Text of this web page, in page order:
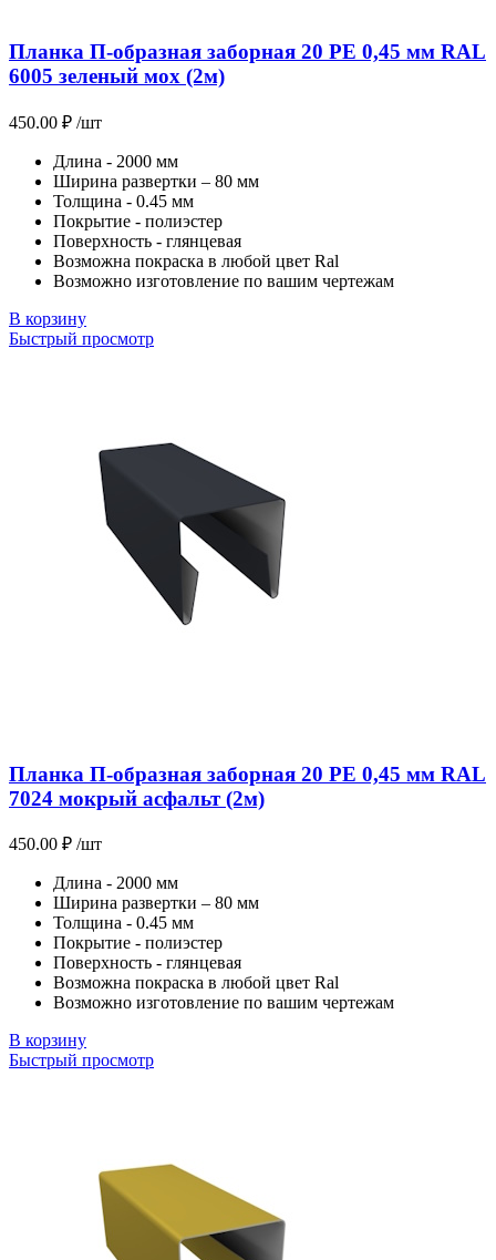
Планка П-образная заборная 20 PE 0,45 мм RAL
6005 зеленый мох (2м)
450.00 ₽ /шт
Длина - 2000 мм
Ширина развертки – 80 мм
Толщина - 0.45 мм
Покрытие - полиэстер
Поверхность - глянцевая
Возможна покраска в любой цвет Ral
Возможно изготовление по вашим чертежам
В корзину
Быстрый просмотр
Планка П-образная заборная 20 PE 0,45 мм RAL
7024 мокрый асфальт (2м)
450.00 ₽ /шт
Длина - 2000 мм
Ширина развертки – 80 мм
Толщина - 0.45 мм
Покрытие - полиэстер
Поверхность - глянцевая
Возможна покраска в любой цвет Ral
Возможно изготовление по вашим чертежам
В корзину
Быстрый просмотр